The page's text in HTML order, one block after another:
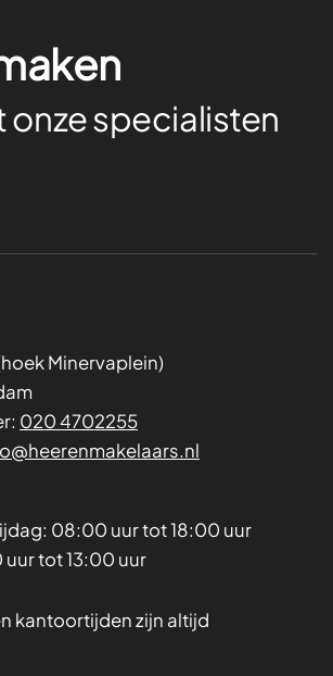
specialisten
Minervaplein)
020 4702255
08:00 uur tot 18:00 uur
uur tot 13:00 uur
kantoortijden zijn altijd